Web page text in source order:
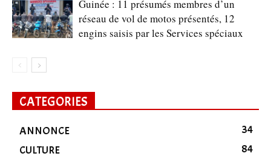
Guinée : 11 présumés membres d’un
réseau de vol de motos présentés, 12
engins saisis par les Services spéciaux
CATEGORIES
ANNONCE
34
CULTURE
84